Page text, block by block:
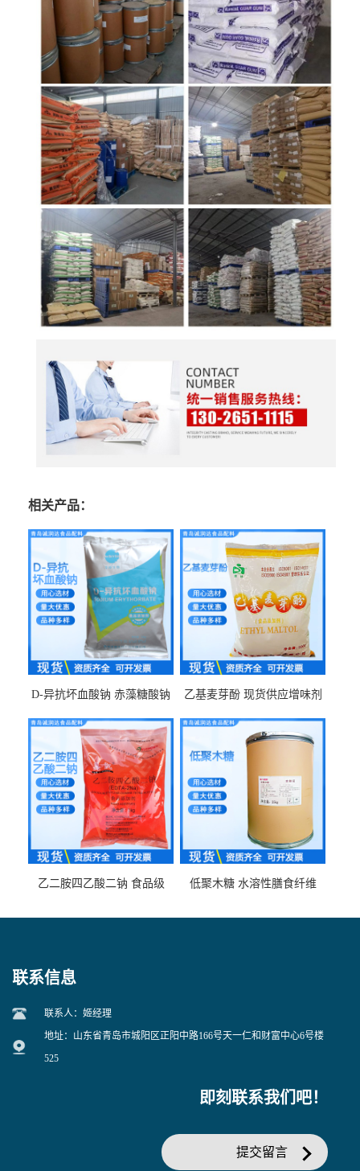
相关产品：
D-异抗坏血酸钠 赤藻糖酸钠
乙基麦芽酚 现货供应增味剂
乙二胺四乙酸二钠 食品级
低聚木糖 水溶性膳食纤维
联系信息
联系人：姬经理
地址：山东省青岛市城阳区正阳中路166号天一仁和财富中心6号楼
525
即刻联系我们吧！
提交留言